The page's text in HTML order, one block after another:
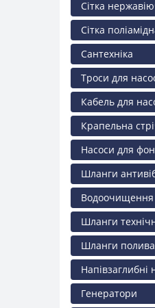
Сітка
Сітка
Сантехніка
Троси для
Кабель для
Крапельна
Насоси для
Шланги
Водоочищення
Шланги
Шланги
Напівзаглибні
Генератори